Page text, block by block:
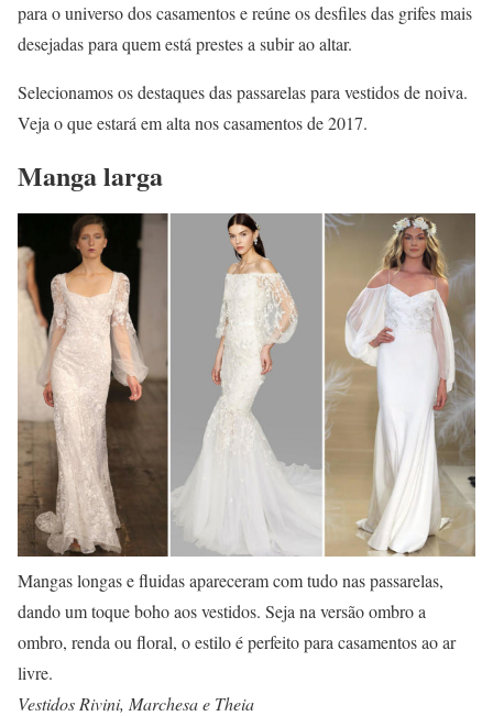
para o universo dos casamentos e reúne os desfiles das grifes mais
desejadas para quem está prestes a subir ao altar.
Selecionamos os destaques das passarelas para vestidos de noiva.
Veja o que estará em alta nos casamentos de 2017.
Manga larga
Mangas longas e fluidas apareceram com tudo nas passarelas,
dando um toque boho aos vestidos. Seja na versão ombro a
ombro, renda ou floral, o estilo é perfeito para casamentos ao ar
livre.
Vestidos Rivini, Marchesa e Theia